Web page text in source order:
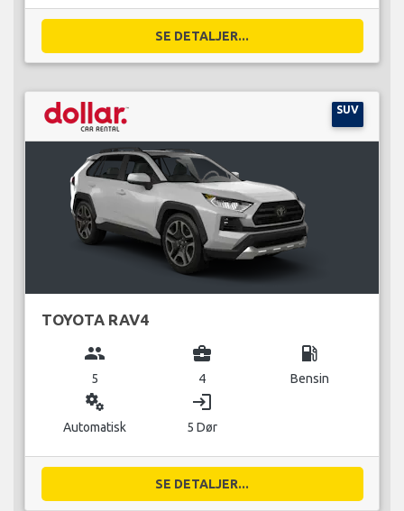
SE DETALJER...
SUV
TOYOTA RAV4
group
5
business_center
4
local_gas_station
Bensin
miscellaneous_services
Automatisk
login
5 Dør
SE DETALJER...